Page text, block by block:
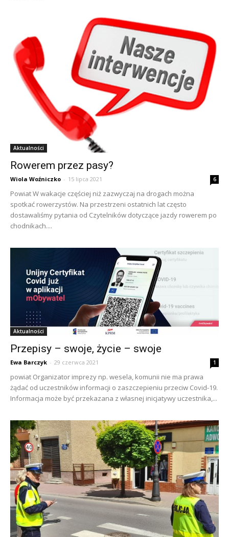
Aktualności
Rowerem przez pasy?
Wiola Woźniczko - 15 lipca 2021 6
Powiat W wakacje częściej niż zazwyczaj na drogach można
spotkać rowerzystów. Na przestrzeni ostatnich lat często
dostawaliśmy pytania od Czytelników dotyczące jazdy rowerem po
chodnikach....
Aktualności
Przepisy – swoje, życie – swoje
Ewa Barczyk - 29 czerwca 2021 1
powiat Organizator imprezy np. wesela, komunii nie ma prawa
żądać od uczestników informacji o zaszczepieniu przeciw Covid-19.
Informacja może być przekazana z własnej inicjatywy uczestnika,...